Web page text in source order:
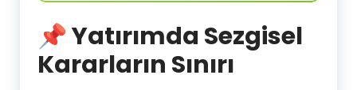
📌 Yatırımda Sezgisel
Kararların Sınırı